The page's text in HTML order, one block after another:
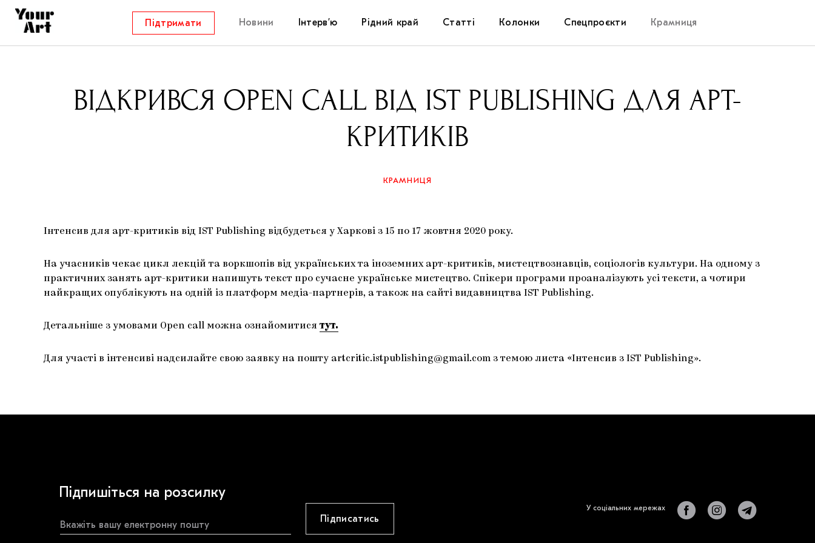
Підтримати Новини Інтерв’ю
Куратори
Архітектура
Рідний край
Самоорганізації
Освіта
Галереї
Артцентри
Статті
Коментарі
Історії
Колонки Спецпроєкти
Запалення
Крамниця
ВІДКРИВСЯ OPEN CALL ВІД IST PUBLISHING ДЛЯ АРТ-
КРИТИКІВ
КРАМНИЦЯ
Інтенсив для арт-критиків від IST Publishing відбудеться у Харкові з 15 по 17 жовтня 2020 року.
На учасників чекає цикл лекцій та воркшопів від українських та іноземних арт-критиків, мистецтвознавців, соціологів культури. На одному з
практичних занять арт-критики напишуть текст про сучасне українське мистецтво. Спікери програми проаналізують усі тексти, а чотири
найкращих опублікують на одній із платформ медіа-партнерів, а також на сайті видавництва IST Publishing.
Детальніше з умовами Open call можна ознайомитися тут.
Для участі в інтенсиві надсилайте свою заявку на пошту artcritic.istpublishing@gmail.com з темою листа «Інтенсив з IST Publishing».
Підпишіться на розсилку
Підписатись
У соціальних мережах